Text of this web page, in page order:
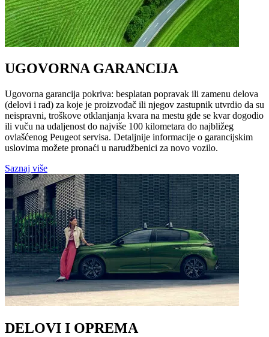
UGOVORNA GARANCIJA
Ugovorna garancija pokriva: besplatan popravak ili zamenu delova
(delovi i rad) za koje je proizvođač ili njegov zastupnik utvrdio da su
neispravni, troškove otklanjanja kvara na mestu gde se kvar dogodio
ili vuču na udaljenost do najviše 100 kilometara do najbližeg
ovlašćenog Peugeot servisa. Detaljnije informacije o garancijskim
uslovima možete pronaći u narudžbenici za novo vozilo.
Saznaj više
DELOVI I OPREMA